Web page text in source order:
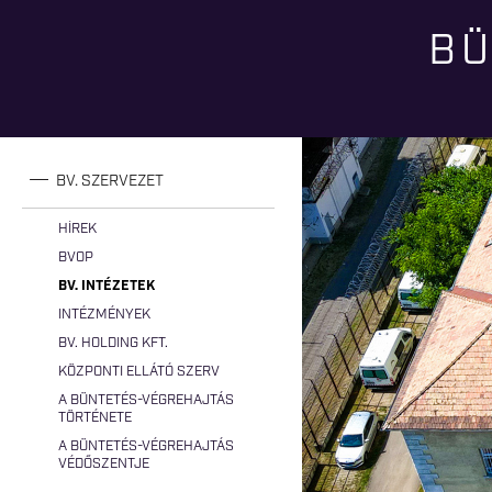
BV. SZERVEZET
HÍREK
BVOP
BV. INTÉZETEK
INTÉZMÉNYEK
BV. HOLDING KFT.
KÖZPONTI ELLÁTÓ SZERV
A BÜNTETÉS-VÉGREHAJTÁS
TÖRTÉNETE
A BÜNTETÉS-VÉGREHAJTÁS
VÉDŐSZENTJE